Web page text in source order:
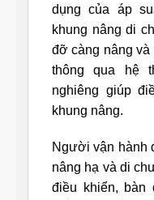
dụng của áp
khung nâng di
đỡ càng nâng và
thông qua hệ
nghiêng giúp
khung nâng.
Người vận hành
nâng hạ và di
điều khiển, bàn